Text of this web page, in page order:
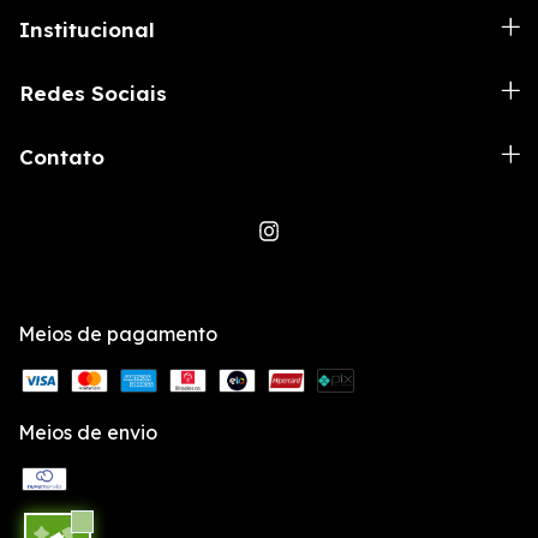
Institucional
Redes Sociais
Contato
Meios de pagamento
Meios de envio